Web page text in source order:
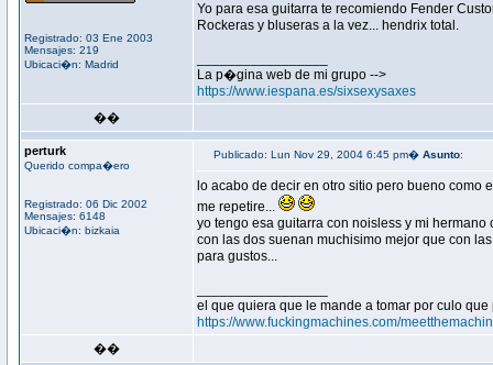
Registrado: 03 Ene 2003
Mensajes: 219
Ubicaci�n: Madrid
Yo para esa guitarra te recomiendo Fender
Rockeras y bluseras a la vez... hendrix total.
La p�gina web de mi grupo -->
https://www.iespana.es/sixsexysaxes
��
perturk
Querido compa�ero
Registrado: 06 Dic 2002
Mensajes: 6148
Ubicaci�n: bizkaia
Publicado: Lun Nov 29, 2004 6:45 pm� Asunto:
lo acabo de decir en otro sitio pero bueno como
me repetire...
yo tengo esa guitarra con noisless y mi hermano
con las dos suenan muchisimo mejor que con
para gustos...
el que quiera que le mande a tomar por culo que
https://www.fuckingmachines.com/
��